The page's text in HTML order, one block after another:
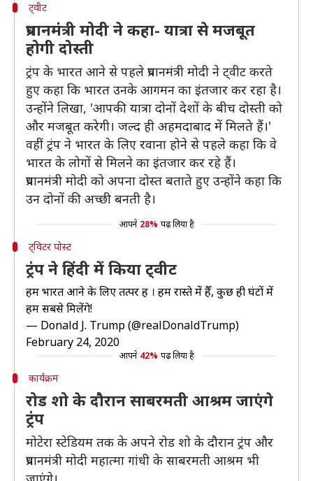
ट्वीट
प्रधानमंत्री मोदी ने कहा- यात्रा से मजबूत
होगी दोस्ती
ट्रंप के भारत आने से पहले प्रधानमंत्री मोदी ने ट्वीट करते
हुए कहा कि भारत उनके आगमन का इंतजार कर रहा है।
उन्होंने लिखा, 'आपकी यात्रा दोनों देशों के बीच दोस्ती को
और मजबूत करेगी। जल्द ही अहमदाबाद में मिलते हैं।'
वहीं ट्रंप ने भारत के लिए रवाना होने से पहले कहा कि वे
भारत के लोगों से मिलने का इंतजार कर रहे हैं।
प्रधानमंत्री मोदी को अपना दोस्त बताते हुए उन्होंने कहा कि
उन दोनों की अच्छी बनती है।
आपने 28% पढ़ लिया है
ट्विटर पोस्ट
ट्रंप ने हिंदी में किया ट्वीट
हम भारत आने के लिए तत्पर हैं । हम रास्ते में हैँ, कुछ ही घंटों में
हम सबसे मिलेंगे!
— Donald J. Trump (@realDonaldTrump)
February 24, 2020
आपने 42% पढ़ लिया है
कार्यक्रम
रोड शो के दौरान साबरमती आश्रम जाएंगे
ट्रंप
मोटेरा स्टेडियम तक के अपने रोड शो के दौरान ट्रंप और
प्रधानमंत्री मोदी महात्मा गांधी के साबरमती आश्रम भी